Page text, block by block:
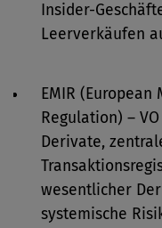
Insider-
Leerverkäufen
EMIR
Regulation) –
Derivate,
wesentlicher
systemische